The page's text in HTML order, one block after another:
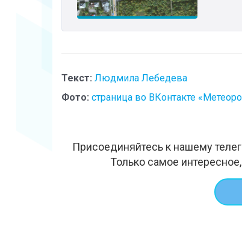
Текст: Людмила Лебедева
Фото: страница во ВКонтакте
Присоединяйтесь к нашему
Только самое